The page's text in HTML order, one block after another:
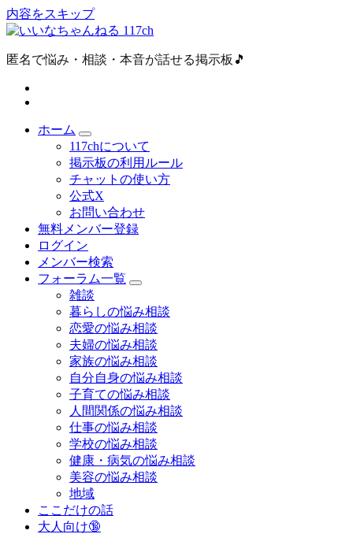
内容をスキップ
匿名で悩み・相談・本音が話せる掲示板🎵
ホーム
117chについて
掲示板の利用ルール
チャットの使い方
公式X
お問い合わせ
無料メンバー登録
ログイン
メンバー検索
フォーラム一覧
雑談
暮らしの悩み相談
恋愛の悩み相談
夫婦の悩み相談
家族の悩み相談
自分自身の悩み相談
子育ての悩み相談
人間関係の悩み相談
仕事の悩み相談
学校の悩み相談
健康・病気の悩み相談
美容の悩み相談
地域
ここだけの話
大人向け🔞